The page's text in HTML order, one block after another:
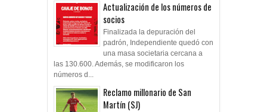
Actualización de los números de
socios
Finalizada la depuración del
padrón, Independiente quedó con
una masa societaria cercana a
las 130.600. Además, se modificaron los
números d...
Reclamo millonario de San
Martín (SJ)